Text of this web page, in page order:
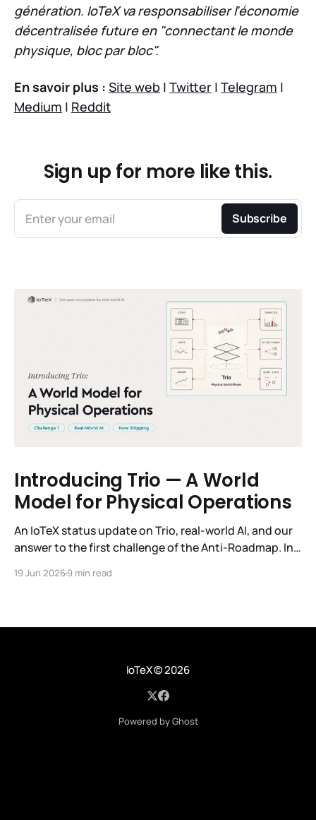
génération. IoTeX va responsabiliser l'économie
décentralisée future en "connectant le monde
physique, bloc par bloc".
En savoir plus : Site web | Twitter | Telegram |
Medium | Reddit
Sign up for more like this.
Enter your email Subscribe
Introducing Trio — A World
Model for Physical Operations
An IoTeX status update on Trio, real-world AI, and our
answer to the first challenge of the Anti-Roadmap. In
three challenges instead of a timeline. Challenge 1 was
19 Jun 20269 min read
IoTeX© 2026
Powered by Ghost